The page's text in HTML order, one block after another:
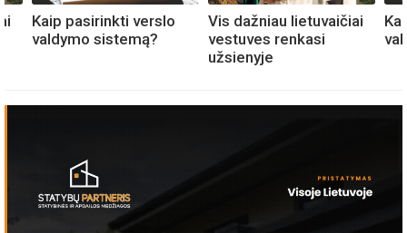
Kaip pasirinkti verslo
valdymo sistemą?
Vis dažniau lietuvaičiai
vestuves renkasi
užsienyje